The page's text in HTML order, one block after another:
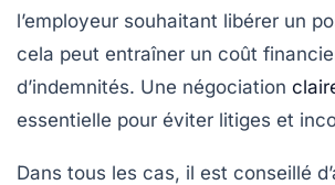
l’employeur souhaitant libérer un
cela peut entraîner un coût
d’indemnités. Une négociation
essentielle pour éviter litiges et
Dans tous les cas, il est conseillé